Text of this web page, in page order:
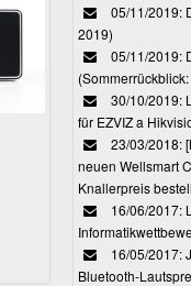
05/11/2019:
2019)
05/11/2019:
30/10/2019:
für EZVIZ a
23/03/2018:
neuen Wellsmart
Knallerpreis
16/06/2017:
16/05/2017:
Bluetooth-